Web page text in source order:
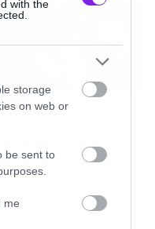
with the
storage
on web or
be sent to
me
ολόκληρο το
εδώ
. Άσχετα με
καιρούς, κρίμα
για σένα»
τροχαίου
Faith No
στην